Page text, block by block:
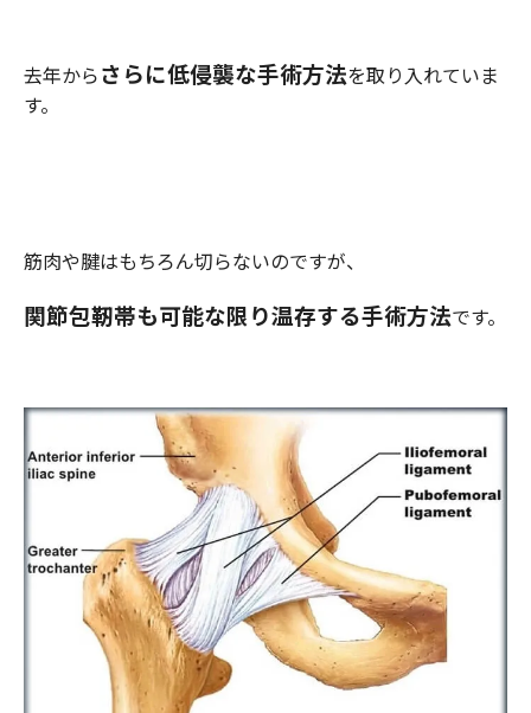
去年からさらに低侵襲な手術方法を取り入れていま
す。
筋肉や腱はもちろん切らないのですが、
関節包靭帯も可能な限り温存する手術方法です。